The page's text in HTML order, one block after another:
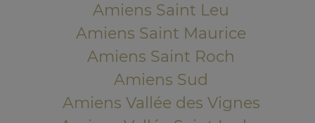
Amiens Saint Leu
Amiens Saint Maurice
Amiens Saint Roch
Amiens Sud
Amiens Vallée des Vignes